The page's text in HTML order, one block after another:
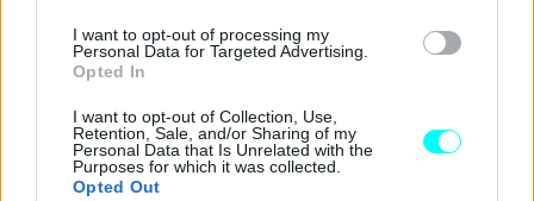
I want to opt-out of processing my
Personal Data for Targeted Advertising.
Opted In
I want to opt-out of Collection, Use,
Retention, Sale, and/or Sharing of my
Personal Data that Is Unrelated with the
Purposes for which it was collected.
Opted Out
Όπως μπορείτε να δείτε και στην
επεξεργασμένη φωτογραφία που κυκλοφορεί στον
βρετανικό Τύπο, η σχεδίαση του Audi A4 έκτης γενιάς
θα είναι αρκετά σφηνοειδής. Από πλευράς διαστάσεων, το